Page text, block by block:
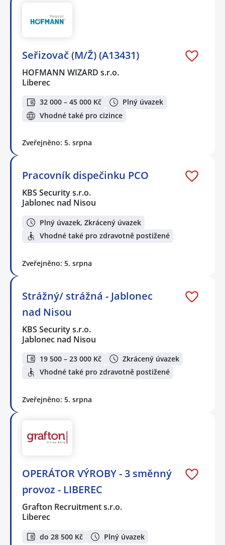
Seřizovač (M/Ž) (A13431)
HOFMANN WIZARD s.r.o.
Liberec
32 000 – 45 000 Kč
Plný úvazek
Vhodné také pro cizince
Zveřejněno: 5. srpna
Pracovník dispečinku PCO
KBS Security s.r.o.
Jablonec nad Nisou
Plný úvazek, Zkrácený úvazek
Vhodné také pro zdravotně postižené
Zveřejněno: 5. srpna
Strážný/ strážná - Jablonec
nad Nisou
KBS Security s.r.o.
Jablonec nad Nisou
19 500 – 23 000 Kč
Zkrácený úvazek
Vhodné také pro zdravotně postižené
Zveřejněno: 5. srpna
OPERÁTOR VÝROBY - 3 směnný
provoz - LIBEREC
Grafton Recruitment s.r.o.
Liberec
do 28 500 Kč Plný úvazek